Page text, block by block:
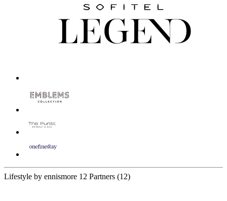
Lifestyle by ennismore 12 Partners (12)